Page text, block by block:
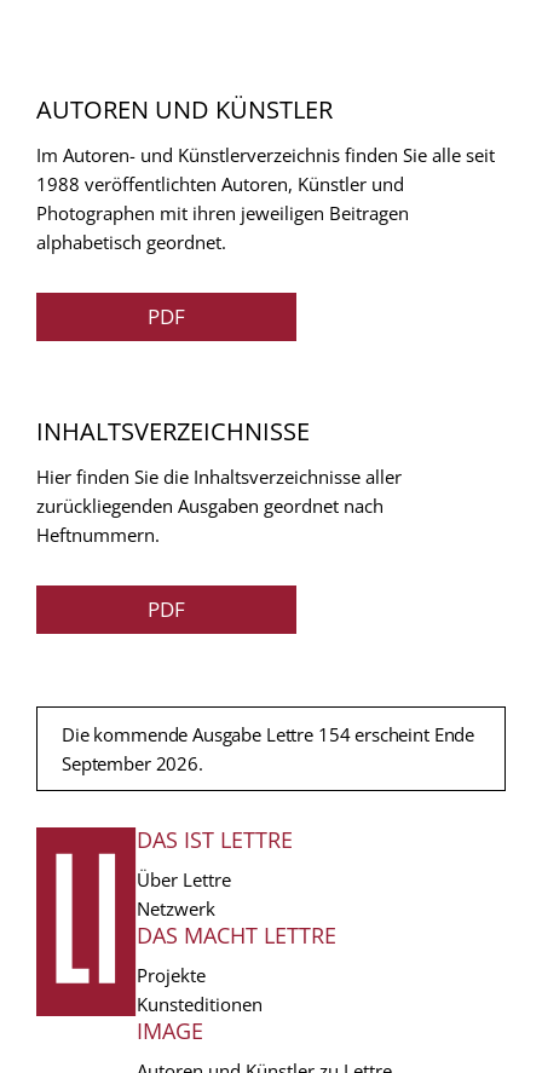
AUTOREN UND KÜNSTLER
Im Autoren- und Künstlerverzeichnis finden Sie alle seit
1988 veröffentlichten Autoren, Künstler und
Photographen mit ihren jeweiligen Beitragen
alphabetisch geordnet.
PDF
INHALTSVERZEICHNISSE
Hier finden Sie die Inhaltsverzeichnisse aller
zurückliegenden Ausgaben geordnet nach
Heftnummern.
PDF
Die kommende Ausgabe Lettre 154 erscheint Ende
September 2026.
FUSSZEILE
DAS IST LETTRE
Über Lettre
Netzwerk
DAS MACHT LETTRE
Projekte
Kunsteditionen
IMAGE